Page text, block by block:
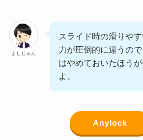
よしじゅん
スライド時の滑りや
力が圧倒的に違うの
はやめておいたほう
よ。
Anylock